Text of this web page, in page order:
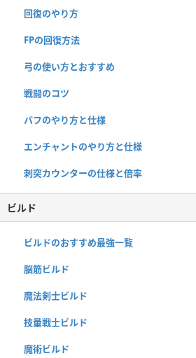
回復のやり方
FPの回復方法
弓の使い方とおすすめ
戦闘のコツ
バフのやり方と仕様
エンチャントのやり方と仕様
刺突カウンターの仕様と倍率
ビルド
ビルドのおすすめ最強一覧
脳筋ビルド
魔法剣士ビルド
技量戦士ビルド
魔術ビルド